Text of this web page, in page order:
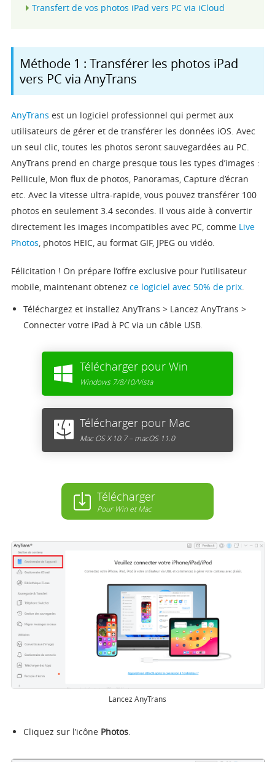
Transfert de vos photos iPad vers PC via iCloud
Méthode 1 : Transférer les photos iPad
vers PC via AnyTrans
AnyTrans est un logiciel professionnel qui permet aux
utilisateurs de gérer et de transférer les données iOS. Avec
un seul clic, toutes les photos seront sauvegardées au PC.
AnyTrans prend en charge presque tous les types d’images :
Pellicule, Mon flux de photos, Panoramas, Capture d’écran
etc. Avec la vitesse ultra-rapide, vous pouvez transférer 100
photos en seulement 3.4 secondes. Il vous aide à convertir
directement les images incompatibles avec PC, comme Live
Photos, photos HEIC, au format GIF, JPEG ou vidéo.
Félicitation ! On prépare l’offre exclusive pour l’utilisateur
mobile, maintenant obtenez ce logiciel avec 50% de prix.
Téléchargez et installez AnyTrans > Lancez AnyTrans >
Connecter votre iPad à PC via un câble USB.
Télécharger pour Win
Windows 7/8/10/Vista
Télécharger pour Mac
Mac OS X 10.7 – macOS 11.0
Télécharger
Pour Win et Mac
Lancez AnyTrans
Cliquez sur l’icône Photos.